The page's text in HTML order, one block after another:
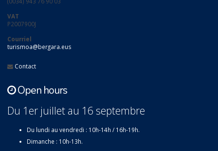
VAT
P2007900J
Courriel
turismoa@bergara.eus
Contact
Open hours
Du 1er juillet au 16 septembre
Du lundi au vendredi : 10h-14h / 16h-19h.
Dimanche : 10h-13h.